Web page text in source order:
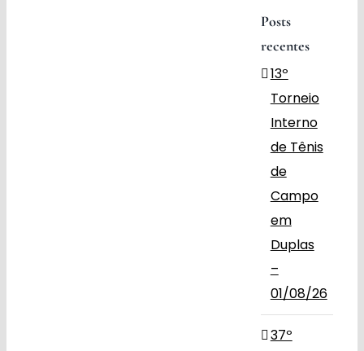
Posts
recentes
13º
Torneio
Interno
de Tênis
de
Campo
em
Duplas
–
01/08/26
37º